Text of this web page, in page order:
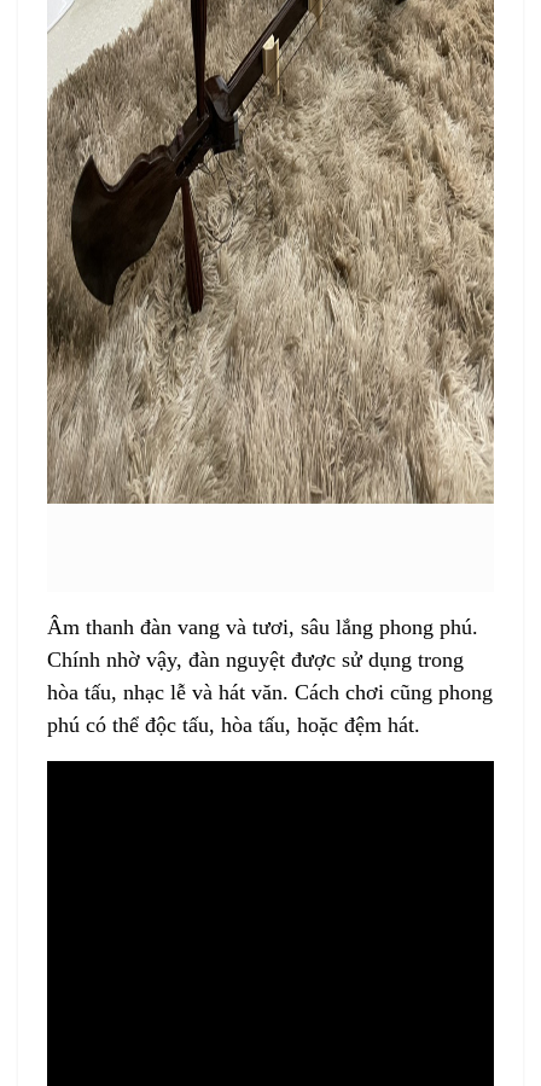
Âm thanh đàn vang và tươi, sâu lắng phong phú.
Chính nhờ vậy, đàn nguyệt được sử dụng trong
hòa tấu, nhạc lễ và hát văn. Cách chơi cũng phong
phú có thể độc tấu, hòa tấu, hoặc đệm hát.